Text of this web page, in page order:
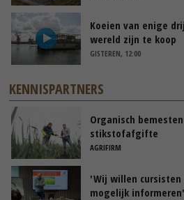
Koeien van enige
wereld zijn te koop
GISTEREN, 12:00
KENNISPARTNERS
Organisch
stikstofafgifte
AGRIFIRM
'Wij willen
mogelijk informeren'